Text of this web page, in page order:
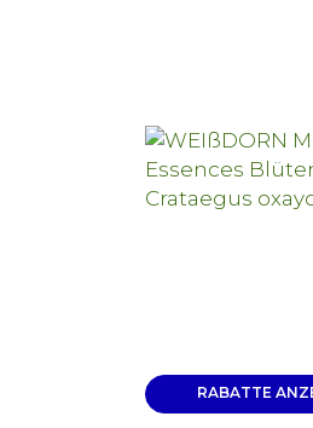
RABATTE